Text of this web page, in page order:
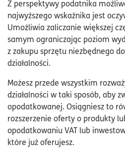
Z perspektywy podatnika
najwyższego wskaźnika jest
Umożliwia zaliczanie większej
samym ograniczając poziom
z zakupu sprzętu niezbędnego
działalności.
Możesz przede wszystkim
działalności w taki sposób, aby
opodatkowanej. Osiągniesz to
rozszerzenie oferty o produkty
opodatkowaniu VAT lub
które już oferujesz.